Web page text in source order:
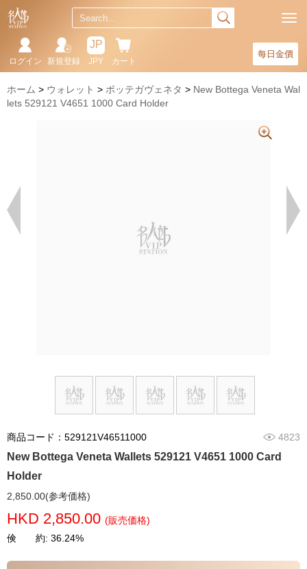
每日金價
カート
JP
JPY
新規登録
ログイン
ホーム ウォレット ボッテガヴェネタ
New Bottega Veneta Wal
lets 529121 V4651 1000 Card Holder
商品コード：529121V46511000 4823
New Bottega Veneta Wallets 529121 V4651 1000 Card
Holder
2,850.00(参考価格)
HKD 2,850.00 (販売価格)
倹 約: 36.24%